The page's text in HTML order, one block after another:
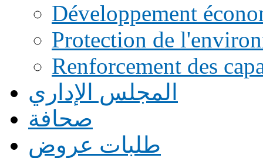
Développement
Protection de
Renforcement des
المجلس الإداري
صحافة
طلبات عروض